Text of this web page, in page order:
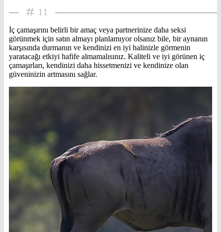
11
İç çamaşırını belirli bir amaç veya partnerinize daha seksi
görünmek için satın almayı planlamıyor olsanız bile, bir aynanın
karşısında durmanın ve kendinizi en iyi halinizle görmenin
yaratacağı etkiyi hafife almamalısınız. Kaliteli ve iyi görünen iç
çamaşırları, kendinizi daha hissetmenizi ve kendinize olan
güveninizin artmasını sağlar.